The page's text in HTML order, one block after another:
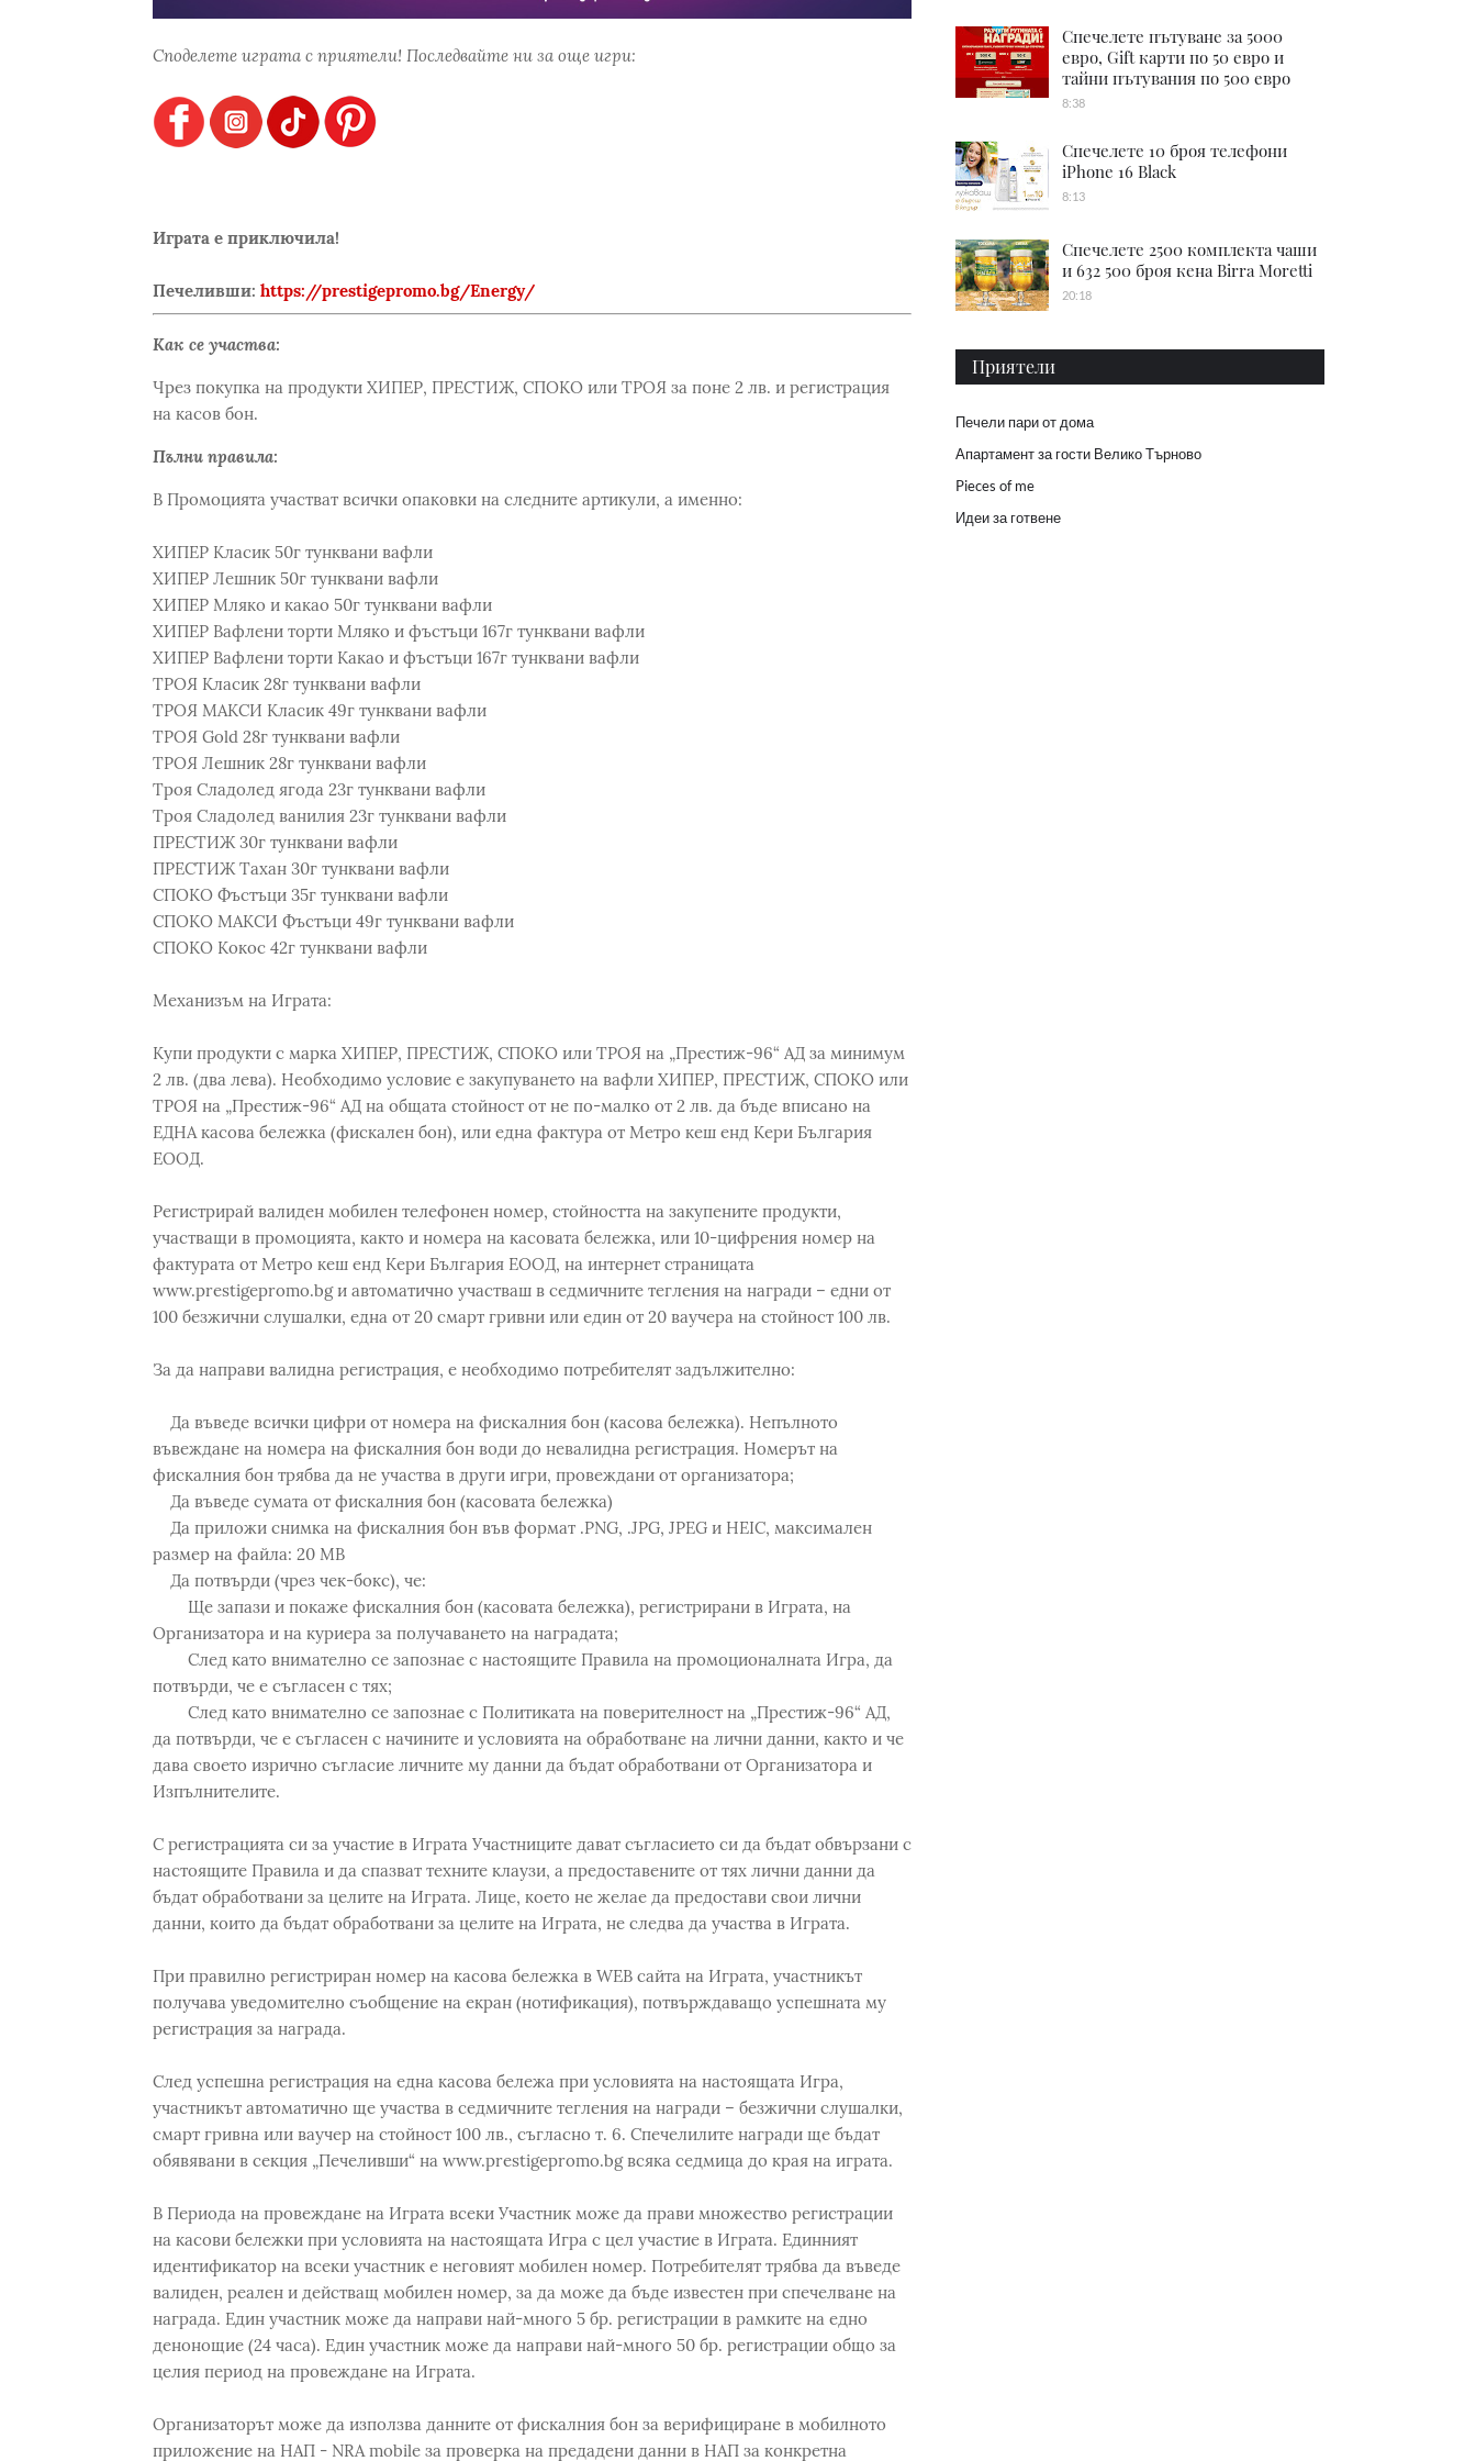
Споделете играта с приятели! Последвайте ни за още игри:
Играта е приключила!
Печеливши: https://prestigepromo.bg/Energy/
Как се участва:
Чрез покупка на продукти ХИПЕР, ПРЕСТИЖ, СПОКО или ТРОЯ за поне 2 лв. и регистрация
на касов бон.
Пълни правила:
В Промоцията участват всички опаковки на следните артикули, а именно:
ХИПЕР Класик 50г тунквани вафли
ХИПЕР Лешник 50г тунквани вафли
ХИПЕР Мляко и какао 50г тунквани вафли
ХИПЕР Вафлени торти Мляко и фъстъци 167г тунквани вафли
ХИПЕР Вафлени торти Какао и фъстъци 167г тунквани вафли
ТРОЯ Класик 28г тунквани вафли
ТРОЯ МАКСИ Класик 49г тунквани вафли
ТРОЯ Gold 28г тунквани вафли
ТРОЯ Лешник 28г тунквани вафли
Троя Сладолед ягода 23г тунквани вафли
Троя Сладолед ванилия 23г тунквани вафли
ПРЕСТИЖ 30г тунквани вафли
ПРЕСТИЖ Тахан 30г тунквани вафли
СПОКО Фъстъци 35г тунквани вафли
СПОКО МАКСИ Фъстъци 49г тунквани вафли
СПОКО Кокос 42г тунквани вафли
Механизъм на Играта:
Купи продукти с марка ХИПЕР, ПРЕСТИЖ, СПОКО или ТРОЯ на „Престиж-96“ АД за минимум
2 лв. (два лева). Необходимо условие е закупуването на вафли ХИПЕР, ПРЕСТИЖ, СПОКО или
ТРОЯ на „Престиж-96“ АД на общата стойност от не по-малко от 2 лв. да бъде вписано на
ЕДНА касова бележка (фискален бон), или една фактура от Метро кеш енд Кери България
ЕООД.
Регистрирай валиден мобилен телефонен номер, стойността на закупените продукти,
участващи в промоцията, както и номера на касовата бележка, или 10-цифрения номер на
фактурата от Метро кеш енд Кери България ЕООД, на интернет страницата
www.prestigepromo.bg и автоматично участваш в седмичните тегления на награди – едни от
100 безжични слушалки, една от 20 смарт гривни или един от 20 ваучера на стойност 100 лв.
За да направи валидна регистрация, е необходимо потребителят задължително:
Да въведе всички цифри от номера на фискалния бон (касова бележка). Непълното
въвеждане на номера на фискалния бон води до невалидна регистрация. Номерът на
фискалния бон трябва да не участва в други игри, провеждани от организатора;
Да въведе сумата от фискалния бон (касовата бележка)
Да приложи снимка на фискалния бон във формат .PNG, .JPG, JPEG и HEIC, максимален
размер на файла: 20 MB
Да потвърди (чрез чек-бокс), че:
Ще запази и покаже фискалния бон (касовата бележка), регистрирани в Играта, на
Организатора и на куриера за получаването на наградата;
След като внимателно се запознае с настоящите Правила на промоционалната Игра, да
потвърди, че е съгласен с тях;
След като внимателно се запознае с Политиката на поверителност на „Престиж-96“ АД,
да потвърди, че е съгласен с начините и условията на обработване на лични данни, както и че
дава своето изрично съгласие личните му данни да бъдат обработвани от Организатора и
Изпълнителите.
С регистрацията си за участие в Играта Участниците дават съгласието си да бъдат обвързани с
настоящите Правила и да спазват техните клаузи, а предоставените от тях лични данни да
бъдат обработвани за целите на Играта. Лице, което не желае да предостави свои лични
данни, които да бъдат обработвани за целите на Играта, не следва да участва в Играта.
При правилно регистриран номер на касова бележка в WEB сайта на Играта, участникът
получава уведомително съобщение на екран (нотификация), потвърждаващо успешната му
регистрация за награда.
След успешна регистрация на една касова бележа при условията на настоящата Игра,
участникът автоматично ще участва в седмичните тегления на награди – безжични слушалки,
смарт гривна или ваучер на стойност 100 лв., съгласно т. 6. Спечелилите награди ще бъдат
обявявани в секция „Печеливши“ на www.prestigepromo.bg всяка седмица до края на играта.
В Периода на провеждане на Играта всеки Участник може да прави множество регистрации
на касови бележки при условията на настоящата Игра с цел участие в Играта. Единният
идентификатор на всеки участник е неговият мобилен номер. Потребителят трябва да въведе
валиден, реален и действащ мобилен номер, за да може да бъде известен при спечелване на
награда. Един участник може да направи най-много 5 бр. регистрации в рамките на едно
денонощие (24 часа). Един участник може да направи най-много 50 бр. регистрации общо за
целия период на провеждане на Играта.
Организаторът може да използва данните от фискалния бон за верифициране в мобилното
приложение на НАП - NRA mobile за проверка на предадени данни в НАП за конкретна
Спечелете пътуване за 5000
евро, Gift карти по 50 евро и
тайни пътувания по 500 евро
8:38
Спечелете 10 броя телефони
iPhone 16 Black
8:13
Спечелете 2500 комплекта чаши
и 632 500 броя кена Birra Moretti
20:18
Приятели
Печели пари от дома
Апартамент за гости Велико Търново
Pieces of me
Идеи за готвене